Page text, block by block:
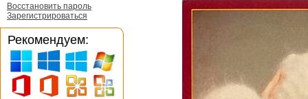
Восстановить пароль
Зарегистрироваться
Рекомендуем: